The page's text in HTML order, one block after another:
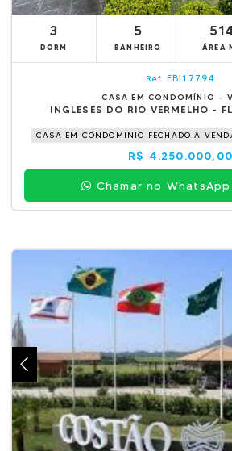
3
DORM
5
BANHEIRO
514
ÁREA
Ref. EBI17794
CASA EM CONDOMÍNIO -
INGLESES DO RIO VERMELHO -
CASA EM CONDOMINIO FECHADO A
R$ 4.250.000,00
Chamar no WhatsApp